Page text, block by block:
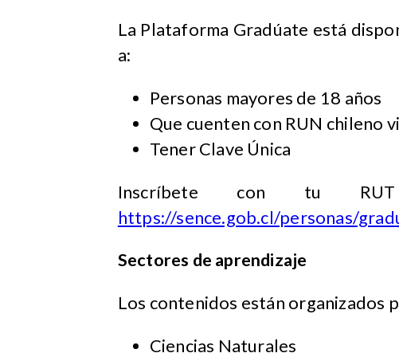
La Plataforma Gradúate está
a: ​
Personas mayores de 18 años
Que cuenten con RUN chileno
Tener Clave Única
Inscríbete con tu
https://sence.gob.cl/personas/
Sectores de aprendizaje
Los contenidos están organizados
Ciencias Naturales